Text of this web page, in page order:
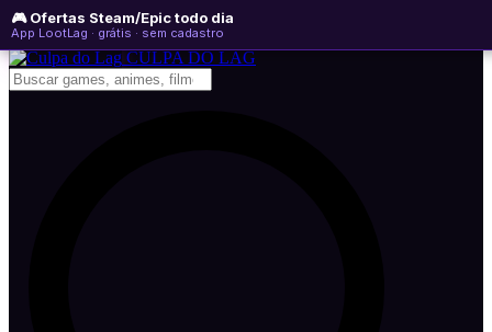
🎮 Ofertas Steam/Epic todo dia
App LootLag · grátis · sem cadastro
sábado, 08 de agosto de 2026 WhatsApp
Newsletter
CULPA DO LAG